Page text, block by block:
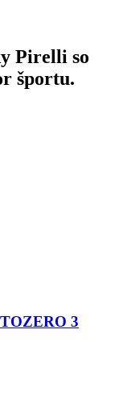
Pirelli so
športu.
3